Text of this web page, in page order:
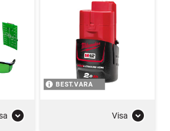
BEST.VARA
Visa